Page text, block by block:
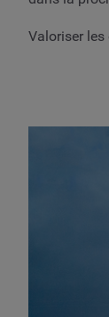
Valoriser